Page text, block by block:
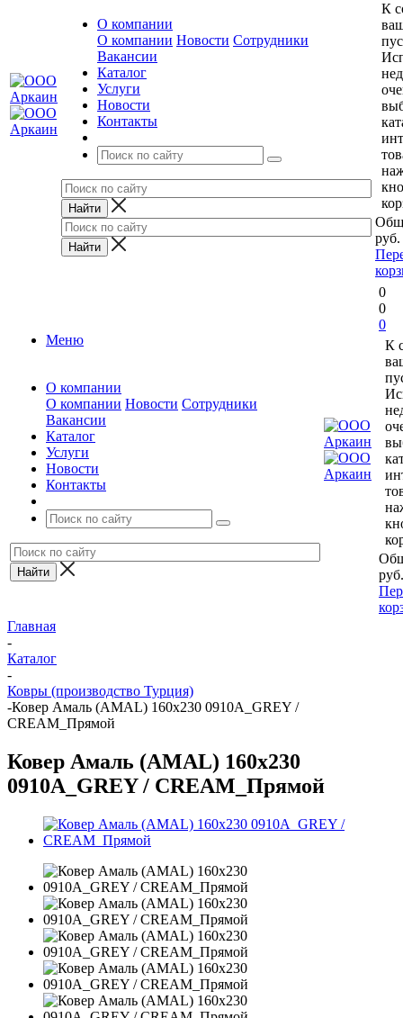
О компании
О компании Новости Сотрудники
Вакансии
Каталог
Услуги
Новости
Контакты
К
руб.
Меню
О компании
О компании Новости Сотрудники
Вакансии
Каталог
Услуги
Новости
Контакты
0
0
0
К
руб.
Главная
-
Каталог
-
Ковры (производство Турция)
-Ковер Амаль (AMAL) 160х230 0910A_GREY /
CREAM_Прямой
Ковер Амаль (AMAL) 160х230
0910A_GREY / CREAM_Прямой